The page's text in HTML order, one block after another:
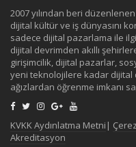
2007 yılından beri
dijital kültür ve iş dünyasını
sadece dijital pazarlama ile
dijital devrimden akıllı
girişimcilik, dijital pazarlar,
yeni teknolojilere kadar dijital
ağızlardan öğrenme imkanı
KVKK Aydınlatma Metni |
Akreditasyon